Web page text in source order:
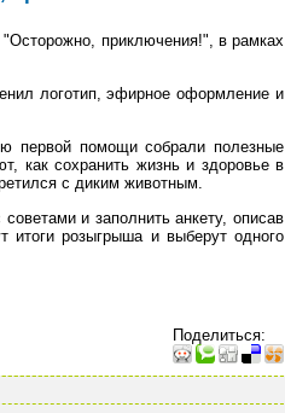
приключения!", в рамках
логотип, эфирное оформление и
первой помощи собрали полезные
как сохранить жизнь и здоровье в
с диким животным.
и заполнить анкету, описав
итоги розыгрыша и выберут одного
Поделиться: